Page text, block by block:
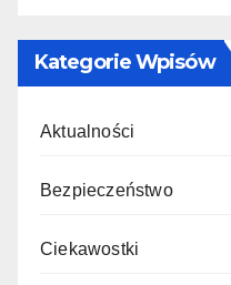
Kategorie Wpisów
Aktualności
Bezpieczeństwo
Ciekawostki